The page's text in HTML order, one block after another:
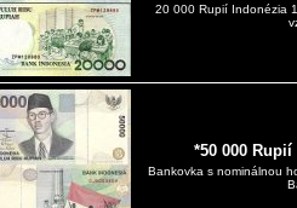
20 000 Rupií Indonézia
*50 000 Rupií
Bankovka s nominálnou